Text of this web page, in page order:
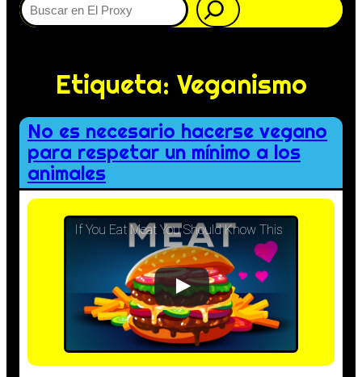
Etiqueta: Veganismo
No es necesario hacerse vegano
para respetar un mínimo a los
animales
If You Eat Meat You Should Know This